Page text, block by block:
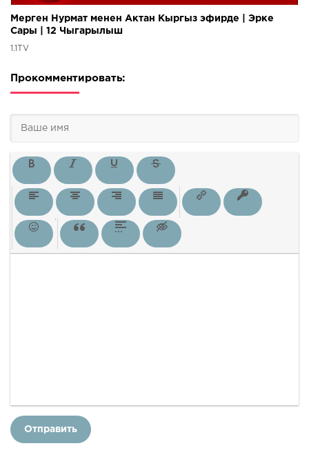
Мерген Нурмат менен Актан Кыргыз эфирде | Эрке
Сары | 12 Чыгарылыш
1.1TV
Прокомментировать:
Отправить